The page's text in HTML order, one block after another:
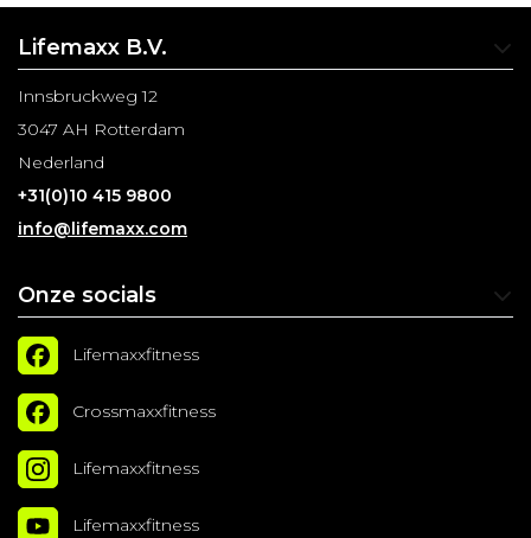
Lifemaxx B.V.
Innsbruckweg 12
3047 AH Rotterdam
Nederland
+31(0)10 415 9800
info@lifemaxx.com
Onze socials
Lifemaxxfitness
Crossmaxxfitness
Lifemaxxfitness
Lifemaxxfitness